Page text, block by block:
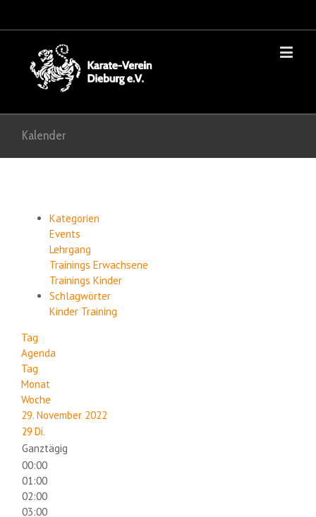
Kalender
Kategorien
Events
Lehrgang
Trainings Erwachsene
Trainings Kinder
Schlagwörter
Kinder Training
Tag
Agenda
Tag
Monat
Woche
29. November 2022
29 Di.
Ganztägig
00:00
01:00
02:00
03:00